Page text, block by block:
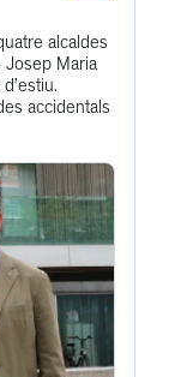
Profile
alcaldes
Josep Maria
accidentals